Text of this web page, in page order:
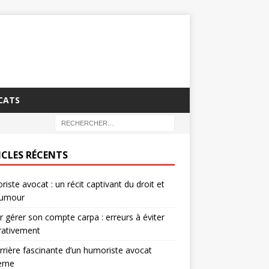
RÉCENTS
avocat : un récit captivant du droit et
gérer son compte carpa : erreurs à éviter
fascinante d’un humoriste avocat